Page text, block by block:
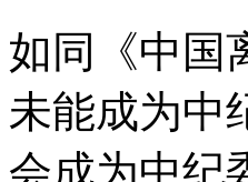
如同《中国
未能成为中
会成为中纪